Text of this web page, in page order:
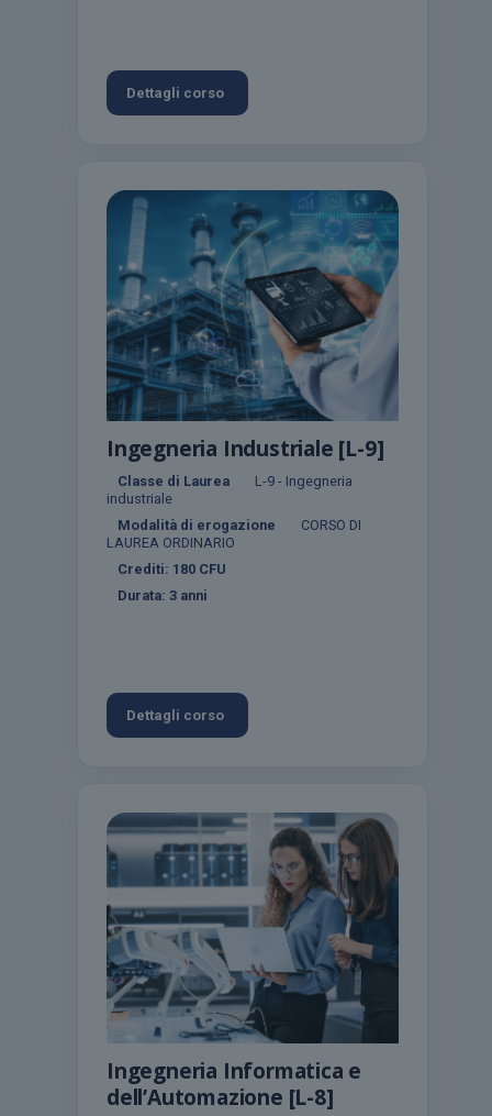
Dettagli corso
Ingegneria Industriale [L-9]
Classe di Laurea
L-9 - Ingegneria
industriale
Modalità di erogazione
CORSO DI
LAUREA ORDINARIO
Crediti: 180 CFU
Durata: 3 anni
Dettagli corso
Ingegneria Informatica e
dell’Automazione [L-8]